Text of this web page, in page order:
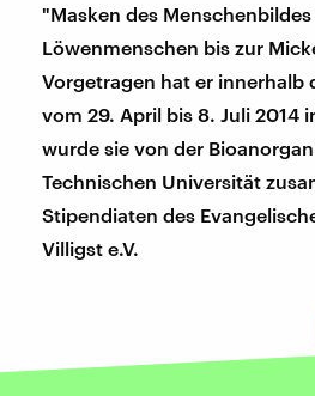
"Masken des Menschenbildes
Löwenmenschen bis zur
Vorgetragen hat er innerhalb
vom 29. April bis 8. Juli 2014
wurde sie von der
Technischen Universität
Stipendiaten des
Villigst e.V.